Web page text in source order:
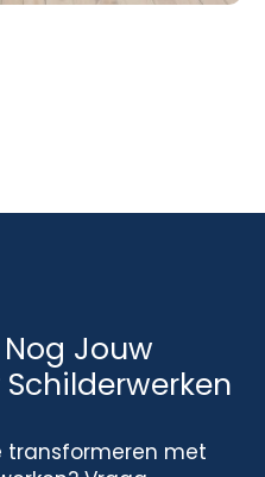
Jouw
transformeren met